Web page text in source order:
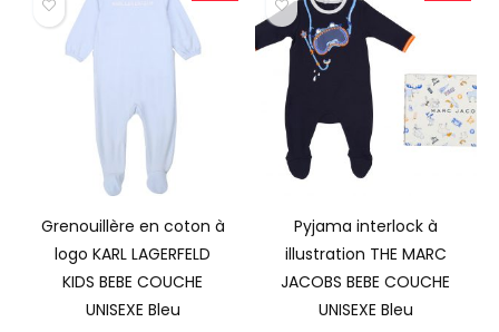
Grenouillère en coton à
logo KARL LAGERFELD
KIDS BEBE COUCHE
UNISEXE Bleu
Pyjama interlock à
illustration THE MARC
JACOBS BEBE COUCHE
UNISEXE Bleu